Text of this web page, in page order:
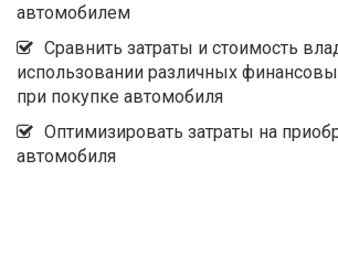
автомобилем
Сравнить затраты и стоимость
использовании различных
при покупке автомобиля
Оптимизировать затраты на
автомобиля